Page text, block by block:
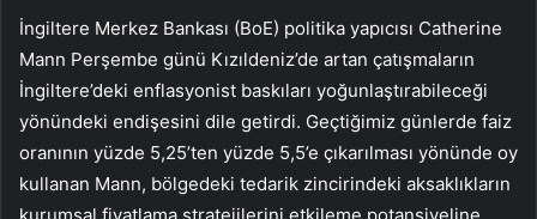
İngiltere Merkez Bankası (BoE) politika yapıcısı Catherine
Mann Perşembe günü Kızıldeniz’de artan çatışmaların
İngiltere’deki enflasyonist baskıları yoğunlaştırabileceği
yönündeki endişesini dile getirdi. Geçtiğimiz günlerde faiz
oranının yüzde 5,25’ten yüzde 5,5’e çıkarılması yönünde oy
kullanan Mann, bölgedeki tedarik zincirindeki aksaklıkların